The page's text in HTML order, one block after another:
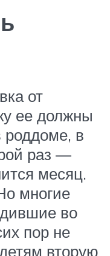
от
ее должны
роддоме, в
раз —
месяц.
многие
во
пор не
вторую